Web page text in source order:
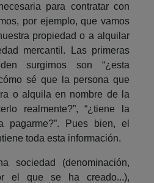
para contratar con
por ejemplo, que vamos
propiedad o a alquilar
mercantil. Las primeras
surgirnos son “¿esta
sé que la persona que
o alquila en nombre de la
realmente?”, “¿tiene la
pagarme?”. Pues bien, el
toda esta información.
sociedad (denominación,
el que se ha creado...),